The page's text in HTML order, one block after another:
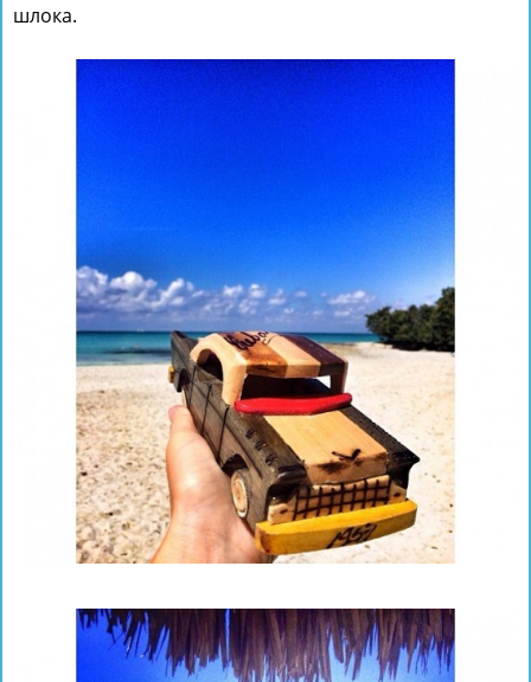
шлока.